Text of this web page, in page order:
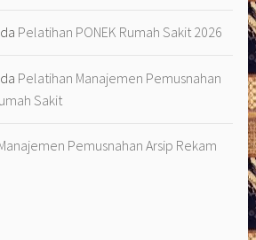
Pelatihan PONEK Rumah Sakit 2026
Pelatihan Manajemen Pemusnahan
Sakit
Pemusnahan Arsip Rekam